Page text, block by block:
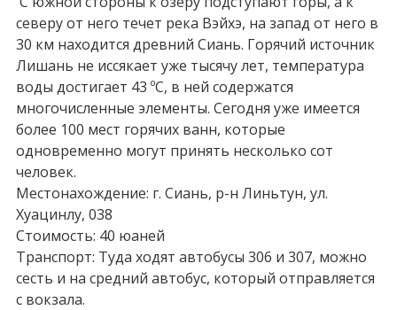
северу от него течет река Вэйхэ, на запад от него в
30 км находится древний Сиань. Горячий источник
Лишань не иссякает уже тысячу лет, температура
воды достигает 43 ºС, в ней содержатся
многочисленные элементы. Сегодня уже имеется
более 100 мест горячих ванн, которые
одновременно могут принять несколько сот
человек.
Местонахождение: г. Сиань, р-н Линьтун, ул.
Хуацинлу, 038
Стоимость: 40 юаней
Транспорт: Туда ходят автобусы 306 и 307, можно
сесть и на средний автобус, который отправляется
с вокзала.